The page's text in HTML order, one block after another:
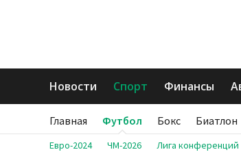
Новости Спорт Финансы
Главная Футбол Бокс Биатлон
Евро-2024 ЧМ-2026 Лига конференций